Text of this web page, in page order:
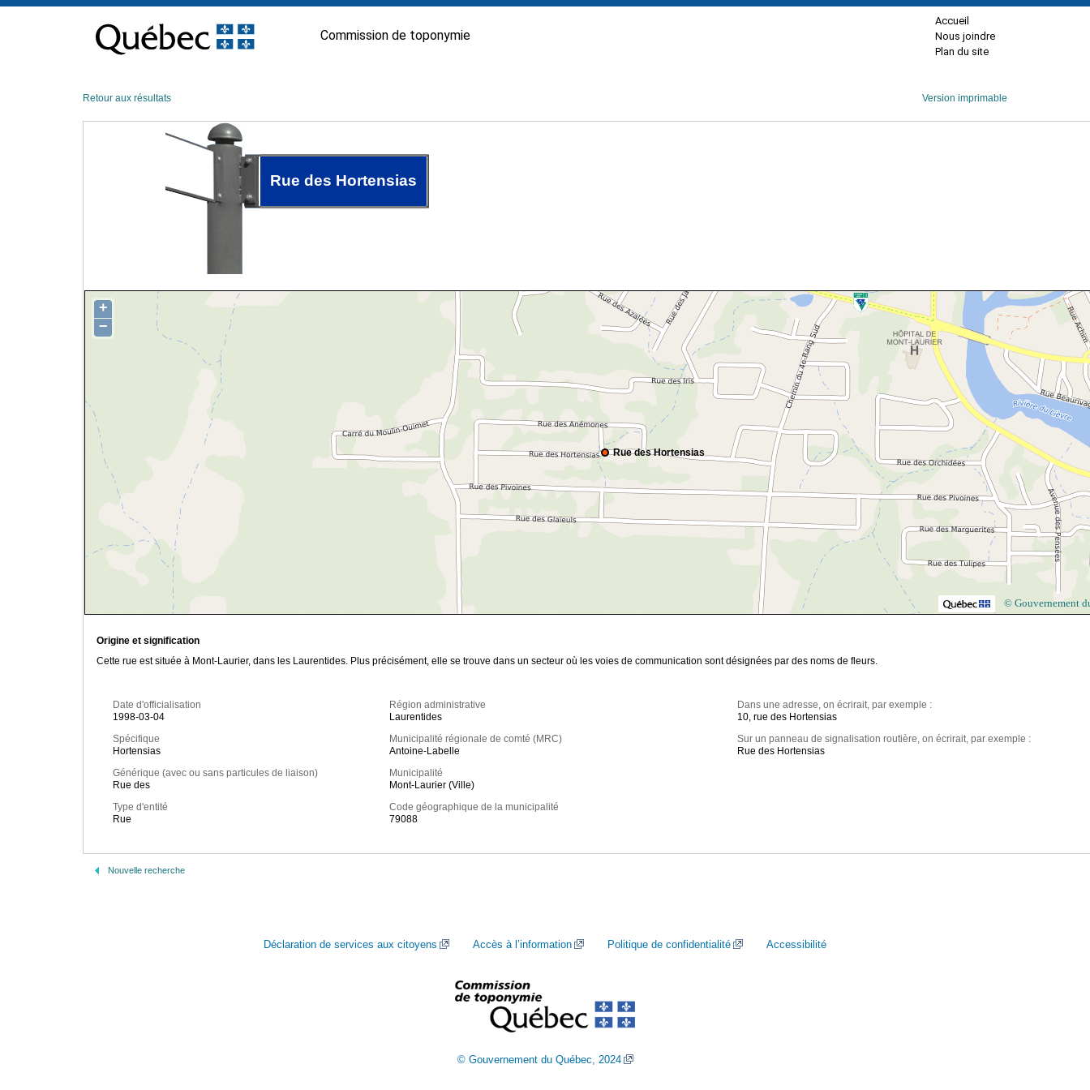
contenu
Commission de toponymie
Accueil
Nous joindre
Plan du site
Retour aux résultats Version imprimable
Rue des Hortensias
Rue des Hortensias
+
−
© Gouvernement
Origine et signification
Cette rue est située à Mont-Laurier, dans les Laurentides. Plus précisément, elle se trouve dans un secteur où les voies de communication sont désignées par des noms de fleurs.
Date d'officialisation
1998-03-04
Spécifique
Hortensias
Générique (avec ou sans particules de liaison)
Rue des
Type d'entité
Rue
Région administrative
Laurentides
Municipalité régionale de comté (MRC)
Antoine-Labelle
Municipalité
Mont-Laurier (Ville)
Code géographique de la municipalité
79088
Dans une adresse, on écrirait, par exemple :
10, rue des Hortensias
Sur un panneau de signalisation routière, on écrirait, par exemple :
Rue des Hortensias
Nouvelle recherche
Déclaration de services aux citoyens Accès à l’information Politique de confidentialité Accessibilité
© Gouvernement du Québec, 2024